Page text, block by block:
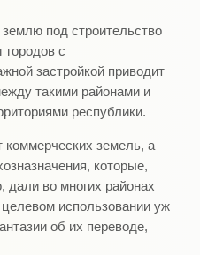
под строительство
городов с
застройкой приводит
такими районами и
республики.
коммерческих земель, а
которые,
дали во многих районах
использовании уж
об их переводе,